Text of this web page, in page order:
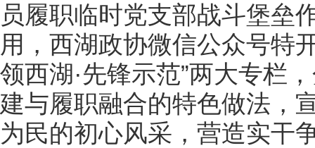
员履职临时党支部战斗堡垒
用，西湖政协微信公众号特
领西湖·先锋示范”两大专栏
建与履职融合的特色做法，
为民的初心风采，营造实干